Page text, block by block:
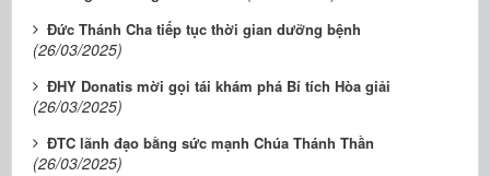
Đức Thánh Cha tiếp tục thời gian dưỡng bệnh
(26/03/2025)
ĐHY Donatis mời gọi tái khám phá Bí tích Hòa giải
(26/03/2025)
ĐTC lãnh đạo bằng sức mạnh Chúa Thánh Thần
(26/03/2025)